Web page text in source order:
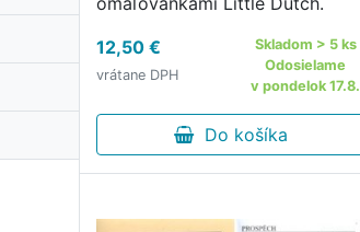
12,50 €
vrátane DPH
Skladom > 5 ks
Odosielame
v pondelok 17.8.
Do košíka